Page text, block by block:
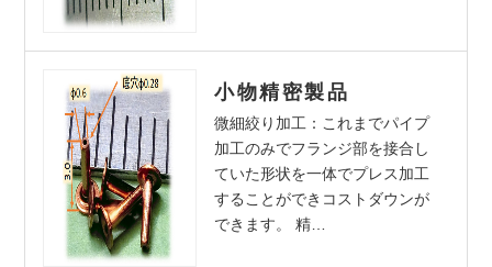
小物精密製品
微細絞り加工：これまでパイプ
加工のみでフランジ部を接合し
ていた形状を一体でプレス加工
することができコストダウンが
できます。 精…